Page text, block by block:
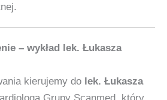
– wykład lek. Łukasza
kierujemy do lek. Łukasza